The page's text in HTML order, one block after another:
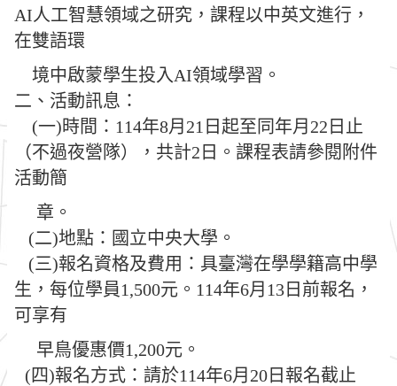
AI人工智慧領域之研究，課程以中英文進行，
在雙語環
境中啟蒙學生投入AI領域學習。
二、活動訊息：
(一)時間：114年8月21日起至同年月22日止
（不過夜營隊），共計2日。課程表請參閱附件
活動簡
章。
(二)地點：國立中央大學。
(三)報名資格及費用：具臺灣在學學籍高中學
生，每位學員1,500元。114年6月13日前報名，
可享有
早鳥優惠價1,200元。
(四)報名方式：請於114年6月20日報名截止